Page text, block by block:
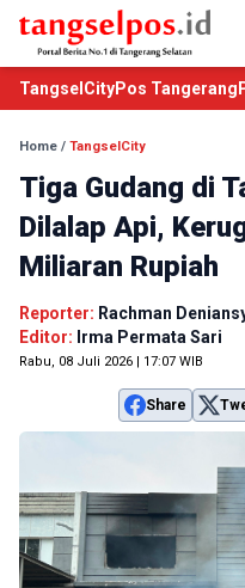
TangselCityPos Tangerang
Home / TangselCity
Tiga Gudang di
Dilalap Api,
Miliaran Rupiah
Reporter: Rachman
Editor: Irma Permata Sari
Rabu, 08 Juli 2026 | 17:07 WIB
Share